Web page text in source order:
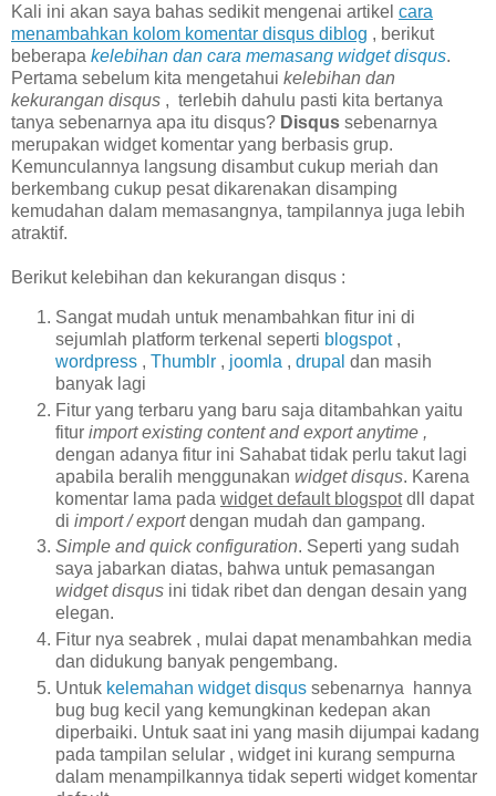
Kali ini akan saya bahas sedikit mengenai artikel cara
menambahkan kolom komentar disqus diblog , berikut
beberapa kelebihan dan cara memasang widget disqus.
Pertama sebelum kita mengetahui kelebihan dan
kekurangan disqus , terlebih dahulu pasti kita bertanya
tanya sebenarnya apa itu disqus? Disqus sebenarnya
merupakan widget komentar yang berbasis grup.
Kemunculannya langsung disambut cukup meriah dan
berkembang cukup pesat dikarenakan disamping
kemudahan dalam memasangnya, tampilannya juga lebih
atraktif.
Berikut kelebihan dan kekurangan disqus :
Sangat mudah untuk menambahkan fitur ini di
sejumlah platform terkenal seperti blogspot,
wordpress , Thumblr , joomla , drupal dan masih
banyak lagi
Fitur yang terbaru yang baru saja ditambahkan yaitu
fitur import existing content and export anytime ,
dengan adanya fitur ini Sahabat tidak perlu takut lagi
apabila beralih menggunakan widget disqus. Karena
komentar lama pada widget default blogspotdll dapat
di import / exportdengan mudah dan gampang.
Simple and quick configuration. Seperti yang sudah
saya jabarkan diatas, bahwa untuk pemasangan
widget disqus ini tidak ribet dan dengan desain yang
elegan.
Fitur nya seabrek , mulai dapat menambahkan media
dan didukung banyak pengembang.
Untuk kelemahan widget disqus sebenarnya hannya
bug bug kecil yang kemungkinan kedepan akan
diperbaiki. Untuk saat ini yang masih dijumpai kadang
pada tampilan selular , widget ini kurang sempurna
dalam menampilkannya tidak seperti widget komentar